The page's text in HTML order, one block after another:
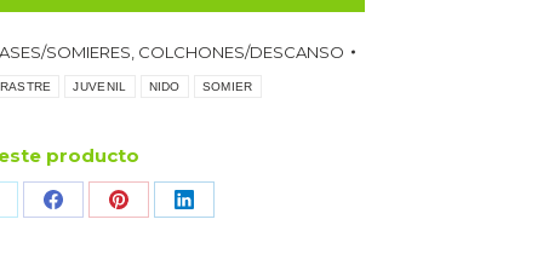
SOMIERES COLCHONES/DESCANSO
JUVENIL NIDO SOMIER
producto
Share Share Share